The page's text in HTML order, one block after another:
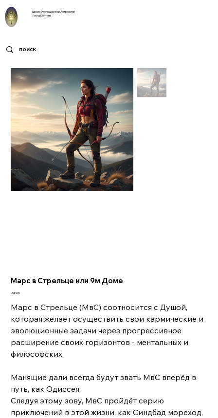
Школа Эволюционной Астрологии
Леона Колтона
Марс в Стрельце или 9м Доме
Цена
US$4.00
Марс в Стрельце (МвС) соотносится с Душой,
которая желает осуществить свои кармические и
эволюционные задачи через прогрессивное
расширение своих горизонтов - ментальных и
философских.
Манящие дали всегда будут звать МвС вперёд в
путь, как Одиссея.
Следуя этому зову, МвС пройдёт серию
приключений в этой жизни, как Синдбад мореход,